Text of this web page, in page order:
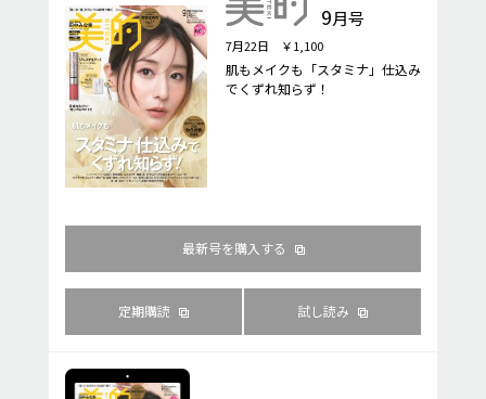
9月号
7月22日 ￥1,100
肌もメイクも「スタミナ」仕込み
でくずれ知らず！
最新号を購入する
定期購読 試し読み